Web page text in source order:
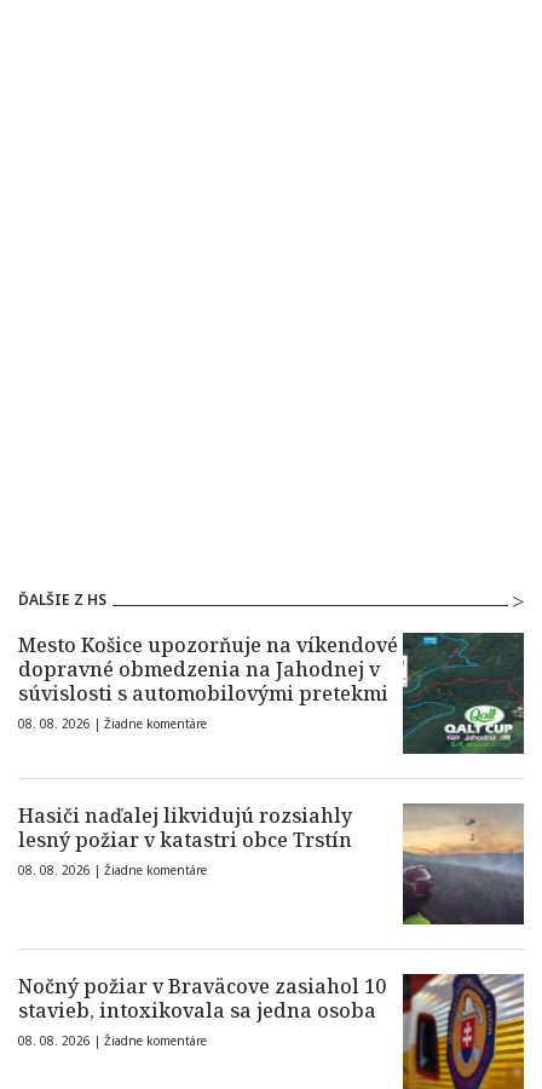
ĎALŠIE Z HS
Mesto Košice upozorňuje na víkendové
dopravné obmedzenia na Jahodnej v
súvislosti s automobilovými pretekmi
08. 08. 2026 | Žiadne komentáre
Hasiči naďalej likvidujú rozsiahly
lesný požiar v katastri obce Trstín
08. 08. 2026 | Žiadne komentáre
Nočný požiar v Braväcove zasiahol 10
stavieb, intoxikovala sa jedna osoba
08. 08. 2026 | Žiadne komentáre